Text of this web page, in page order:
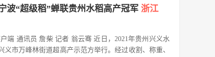
波“超级稻”蝉联贵州水稻高产冠军 浙江
端 通讯员 詹柴 记者 翁云骞 近日，2021年贵州兴义水
市万峰林街道超高产示范方举行。经过收割、称重、